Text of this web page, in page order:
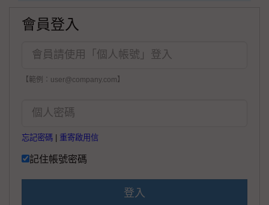
會員登入
【範例：user@company.com】
忘記密碼 重寄啟用信
記住帳號密碼
登入